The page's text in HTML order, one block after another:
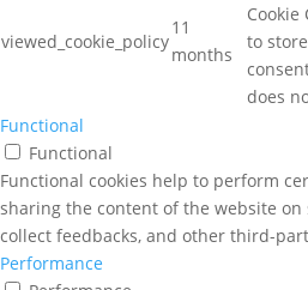
viewed_cookie_policy
11
months
to
does
Functional
Functional
Functional cookies help to perform
sharing the content of the website
collect feedbacks, and other third-
Performance